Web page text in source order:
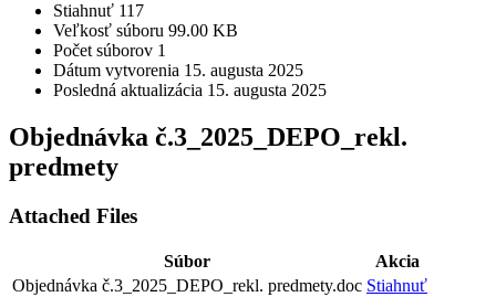
Stiahnuť 117
Veľkosť súboru 99.00 KB
Počet súborov 1
Dátum vytvorenia 15. augusta 2025
Posledná aktualizácia 15. augusta 2025
Objednávka č.3_2025_DEPO_rekl.
predmety
Attached Files
Súbor
Akcia
Objednávka č.3_2025_DEPO_rekl. predmety.doc Stiahnuť